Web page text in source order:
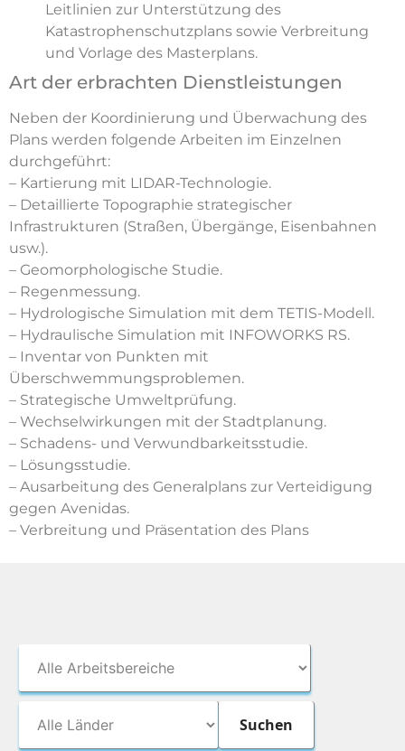
Leitlinien zur Unterstützung des
Katastrophenschutzplans sowie Verbreitung
und Vorlage des Masterplans.
Art der erbrachten Dienstleistungen
Neben der Koordinierung und Überwachung des
Plans werden folgende Arbeiten im Einzelnen
durchgeführt:
– Kartierung mit LIDAR-Technologie.
– Detaillierte Topographie strategischer
Infrastrukturen (Straßen, Übergänge, Eisenbahnen
usw.).
– Geomorphologische Studie.
– Regenmessung.
– Hydrologische Simulation mit dem TETIS-Modell.
– Hydraulische Simulation mit INFOWORKS RS.
– Inventar von Punkten mit
Überschwemmungsproblemen.
– Strategische Umweltprüfung.
– Wechselwirkungen mit der Stadtplanung.
– Schadens- und Verwundbarkeitsstudie.
– Lösungsstudie.
– Ausarbeitung des Generalplans zur Verteidigung
gegen Avenidas.
– Verbreitung und Präsentation des Plans